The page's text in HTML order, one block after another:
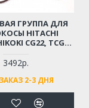
ГРУППА ДЛЯ
HITACHI
CG22, TCG22
3492р.
2-3 ДНЯ